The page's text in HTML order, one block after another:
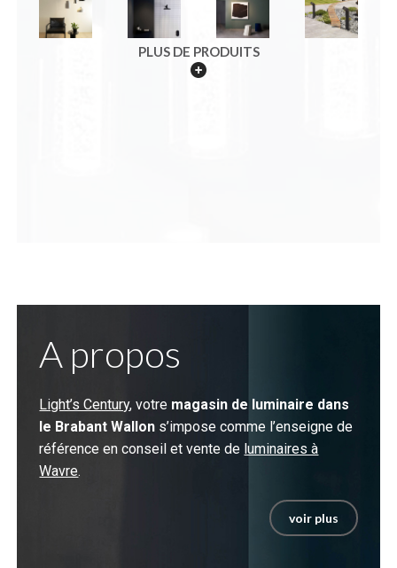
PLUS DE PRODUITS
A propos
Light’s Century, votre magasin de luminaire dans
le Brabant Wallon s’impose comme l’enseigne de
référence en conseil et vente de luminaires à
Wavre.
voir plus